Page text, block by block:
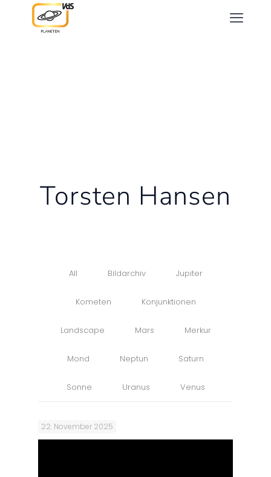
Torsten Hansen
All Bildarchiv Jupiter
Kometen Konjunktionen
Landscape Mars Merkur
Mond Neptun Saturn
Sonne Uranus Venus
22. November 2025